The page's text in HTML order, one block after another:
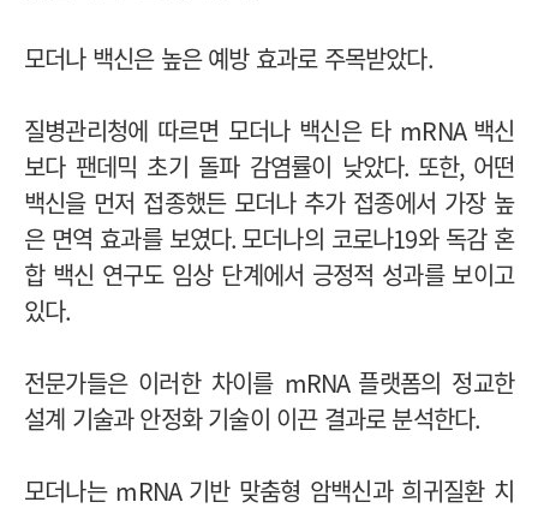
모더나 백신은 높은 예방 효과로 주목받았다.
질병관리청에 따르면 모더나 백신은 타 mRNA 백신
보다 팬데믹 초기 돌파 감염률이 낮았다. 또한, 어떤
백신을 먼저 접종했든 모더나 추가 접종에서 가장 높
은 면역 효과를 보였다. 모더나의 코로나19와 독감 혼
합 백신 연구도 임상 단계에서 긍정적 성과를 보이고
있다.
전문가들은 이러한 차이를 mRNA 플랫폼의 정교한
설계 기술과 안정화 기술이 이끈 결과로 분석한다.
모더나는 mRNA 기반 맞춤형 암백신과 희귀질환 치